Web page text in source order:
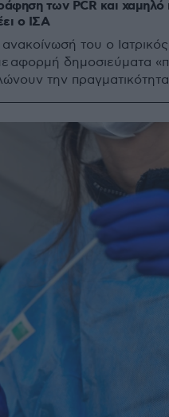
των PCR και χαμηλό
ο ΙΣΑ
ανακοίνωσή του ο
αφορμή δημοσιεύματα
την